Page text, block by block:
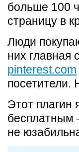
больше 100
страницу в
Люди
них главная
pinterest.com
посетители.
Этот плагин
бесплатным
не